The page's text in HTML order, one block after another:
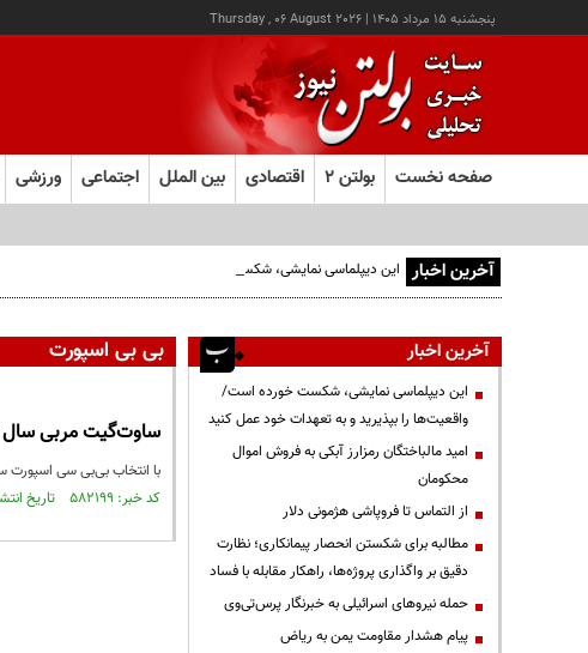
پنجشنبه ۱۵ مرداد ۱۴۰۵ |
Thursday , 06 August 2026
صفحه نخست بولتن ۲ اقتصادی بین الملل اجتماعی ورزشی
آخرین اخبار این دیپلماسی نمایشی، شکست خورده است/واقعیت‌ها را بپذیرید و به
بی بی اسپورت
ساوت‌گیت مربی سال
با انتخاب بی‌بی سی
کد خبر: ۵۸۲۱۹۹ تاریخ انتشار : ۱۳۹۷/۰۹/۲۵
آخرین اخبار
این دیپلماسی نمایشی، شکست خورده است/
واقعیت‌ها را بپذیرید و به تعهدات خود عمل کنید
امید مالباختگان رمزارز آبکی به فروش اموال
محکومان
از التماس تا فروپاشی هژمونی دلار
مطالبه برای شکستن انحصار پیمانکاری؛ نظارت
دقیق بر واگذاری پروژه‌ها، راهکار مقابله با فساد
حمله نیروهای اسرائیلی به خبرنگار پرس‌تی‌وی
پیام هشدار مقاومت یمن به ریاض